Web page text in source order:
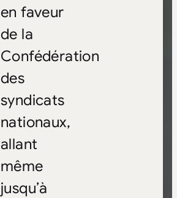
en faveur
de la
Confédération
des
syndicats
nationaux,
allant
même
jusqu’à